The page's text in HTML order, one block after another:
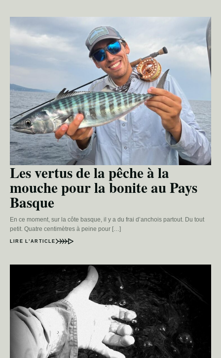
Les vertus de la pêche à la
mouche pour la bonite au Pays
Basque
En ce moment, sur la côte basque, il y a du frai d’anchois partout. Du tout
petit. Quatre centimètres à peine pour […]
LIRE L’ARTICLE